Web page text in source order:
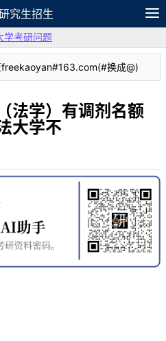
究生招生
APP 笔记
学考研问题
换成@)
法学）有调剂名额
大学不